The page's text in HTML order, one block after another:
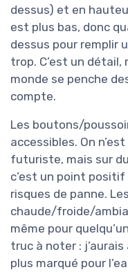
dessus) et en
est plus bas, donc
dessus pour remplir
trop. C’est un
monde se penche
compte.
Les boutons/
accessibles. On
futuriste, mais sur
c’est un point
risques de panne.
chaude/froide/
même pour
truc à noter :
plus marqué pour